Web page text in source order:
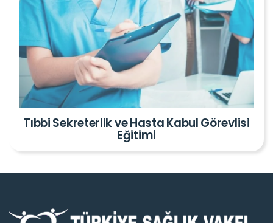
Tıbbi Sekreterlik ve Hasta Kabul Görevlisi
Eğitimi